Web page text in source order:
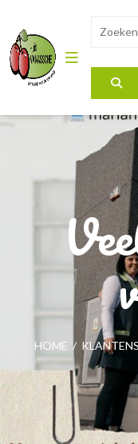
HOME /